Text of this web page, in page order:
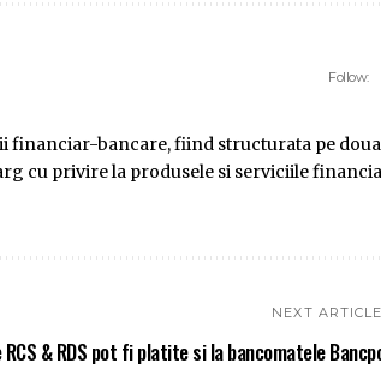
Follow:
financiar-bancare, fiind structurata pe doua
cu privire la produsele si serviciile
NEXT
& RDS pot fi platite si la bancomatele